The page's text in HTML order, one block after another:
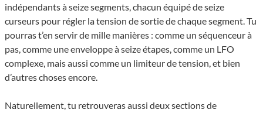
indépendants à seize segments, chacun équipé de seize
curseurs pour régler la tension de sortie de chaque segment. Tu
pourras t’en servir de mille manières : comme un séquenceur à
pas, comme une enveloppe à seize étapes, comme un LFO
complexe, mais aussi comme un limiteur de tension, et bien
d’autres choses encore.
Naturellement, tu retrouveras aussi deux sections de